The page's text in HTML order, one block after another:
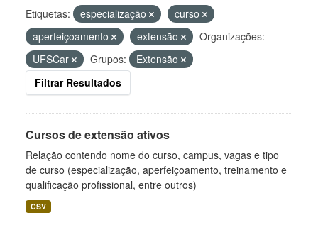
Etiquetas: especialização
curso
aperfeiçoamento
extensão
Organizações:
UFSCar
Grupos:
Extensão
Filtrar Resultados
Cursos de extensão ativos
Relação contendo nome do curso, campus, vagas e tipo
de curso (especialização, aperfeiçoamento, treinamento e
qualificação profissional, entre outros)
CSV